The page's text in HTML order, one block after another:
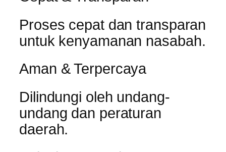
Proses cepat dan transparan
untuk kenyamanan nasabah.
Aman & Terpercaya
Dilindungi oleh undang-
undang dan peraturan
daerah.